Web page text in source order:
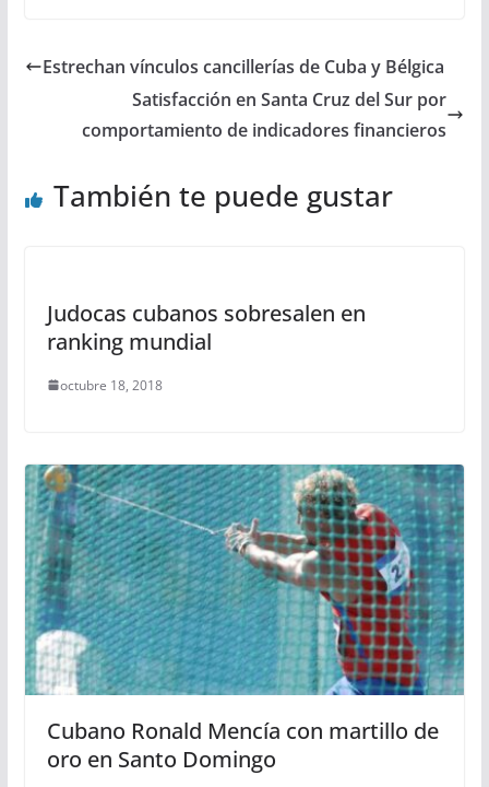
Estrechan vínculos cancillerías de Cuba y Bélgica
Satisfacción en Santa Cruz del Sur por
comportamiento de indicadores financieros
También te puede gustar
Judocas cubanos sobresalen en
ranking mundial
octubre 18, 2018
Cubano Ronald Mencía con martillo de
oro en Santo Domingo